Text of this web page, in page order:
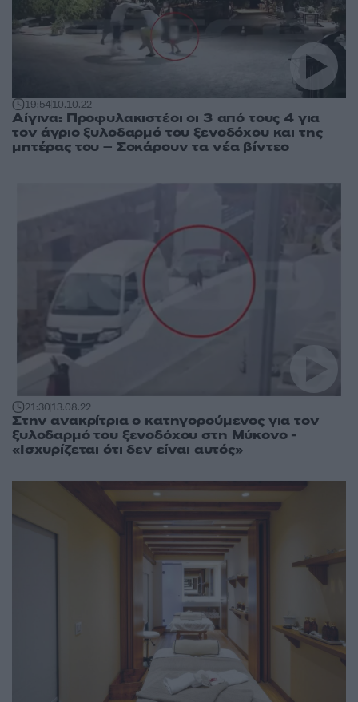
19:5410.10.22
Αίγινα: Προφυλακιστέοι οι 3 από τους 4 για
τον άγριο ξυλοδαρμό του ξενοδόχου και της
μητέρας του – Σοκάρουν τα νέα βίντεο
21:3013.08.22
Στην ανακρίτρια ο κατηγορούμενος για τον
ξυλοδαρμό του ξενοδόχου στη Μύκονο -
«Ισχυρίζεται ότι δεν είναι αυτός»